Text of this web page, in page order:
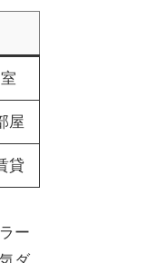
屋
貸
ー